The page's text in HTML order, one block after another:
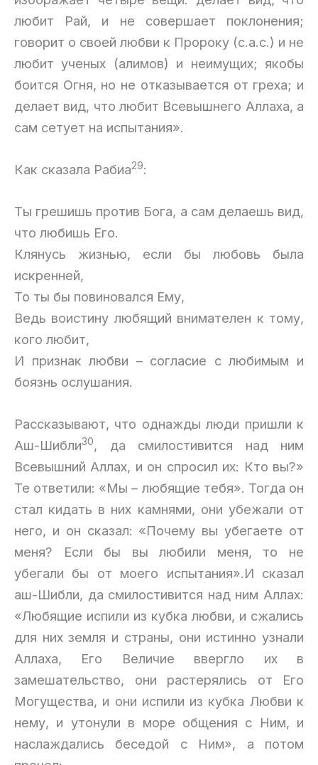
любит Рай, и не совершает поклонения;
говорит о своей любви к Пророку (с.а.с.) и не
любит ученых (алимов) и неимущих; якобы
боится Огня, но не отказывается от греха; и
делает вид, что любит Всевышнего Аллаха, а
сам сетует на испытания».
Как сказала Рабиа29:
Ты грешишь против Бога, а сам делаешь вид,
что любишь Его.
Клянусь жизнью, если бы любовь была
искренней,
То ты бы повиновался Ему,
Ведь воистину любящий внимателен к тому,
кого любит,
И признак любви – согласие с любимым и
боязнь ослушания.
Рассказывают, что однажды люди пришли к
Аш-Шибли30, да смилостивится над ним
Всевышний Аллах, и он спросил их: Кто вы?»
Те ответили: «Мы – любящие тебя». Тогда он
стал кидать в них камнями, они убежали от
него, и он сказал: «Почему вы убегаете от
меня? Если бы вы любили меня, то не
убегали бы от моего испытания».И сказал
аш-Шибли, да смилостивится над ним Аллах:
«Любящие испили из кубка любви, и сжались
для них земля и страны, они истинно узнали
Аллаха, Его Величие ввергло их в
замешательство, они растерялись от Его
Могущества, и они испили из кубка Любви к
нему, и утонули в море общения с Ним, и
наслаждались беседой с Ним», а потом